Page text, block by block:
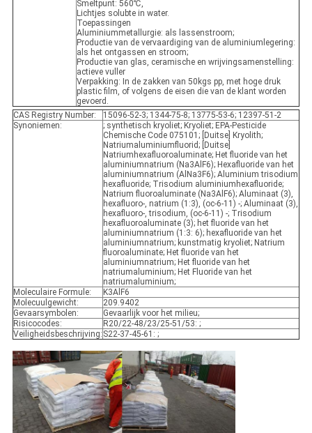
Smeltpunt: 560℃,
Lichtjes solubte in water.
Toepassingen
Aluminiummetallurgie: als lassenstroom;
Productie van de vervaardiging van de aluminiumlegering:
als het ontgassen en stroom;
Productie van glas, ceramische en wrijvingsamenstelling:
actieve vuller
Verpakking: In de zakken van 50kgs pp, met hoge druk
plastic film, of volgens de eisen die van de klant worden
gevoerd.
CAS Registry Number:
15096-52-3; 1344-75-8; 13775-53-6; 12397-51-2
Synoniemen:
; synthetisch kryoliet; Kryoliet; EPA-Pesticide
Chemische Code 075101; [Duitse] Kryolith;
Natriumaluminiumfluorid; [Duitse]
Natriumhexafluoroaluminate; Het fluoride van het
aluminiumnatrium (Na3AlF6); Hexafluoride van het
aluminiumnatrium (AlNa3F6); Aluminium trisodium
hexafluoride; Trisodium aluminiumhexafluoride;
Natrium fluoroaluminate (Na3AlF6); Aluminaat (3),
hexafluoro-, natrium (1:3), (oc-6-11) -; Aluminaat (3),
hexafluoro-, trisodium, (oc-6-11) -; Trisodium
hexafluoroaluminate (3); het fluoride van het
aluminiumnatrium (1:3: 6); hexafluoride van het
aluminiumnatrium; kunstmatig kryoliet; Natrium
fluoroaluminate; Het fluoride van het
aluminiumnatrium; Het fluoride van het
natriumaluminium; Het Fluoride van het
natriumaluminium;
Moleculaire Formule:
K3AlF6
Molecuulgewicht:
209.9402
Gevaarsymbolen:
Gevaarlijk voor het milieu;
Risicocodes:
R20/22-48/23/25-51/53: ;
Veiligheidsbeschrijving: S22-37-45-61: ;